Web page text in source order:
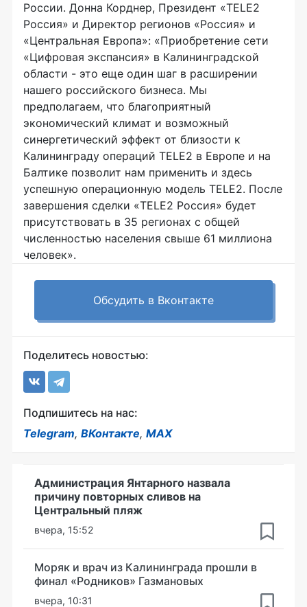
России. Донна Корднер, Президент «TELE2
Россия» и Директор регионов «Россия» и
«Центральная Европа»: «Приобретение сети
«Цифровая экспансия» в Калининградской
области - это еще один шаг в расширении
нашего российского бизнеса. Мы
предполагаем, что благоприятный
экономический климат и возможный
синергетический эффект от близости к
Калининграду операций TELE2 в Европе и на
Балтике позволит нам применить и здесь
успешную операционную модель TELE2. После
завершения сделки «TELE2 Россия» будет
присутствовать в 35 регионах с общей
численностью населения свыше 61 миллиона
человек».
Обсудить в Вконтакте
Поделитесь новостью:
Подпишитесь на нас:
Telegram, ВКонтакте, MAX
Администрация Янтарного назвала
причину повторных сливов на
Центральный пляж
вчера, 15:52
Моряк и врач из Калининграда прошли в
финал «Родников» Газмановых
вчера, 10:31